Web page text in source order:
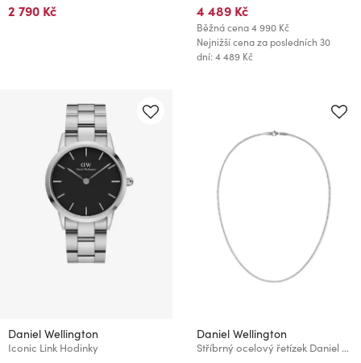
2 790 Kč 4 489 Kč
Běžná cena4 990 Kč
Nejnižší cena za posledních 30
dní: 4 489 Kč
Daniel Wellington
Iconic Link Hodinky
Daniel Wellington
Stříbrný ocelový řetízek Daniel Wellington Mesh DW00401102